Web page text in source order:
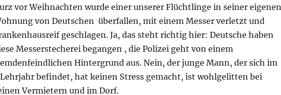
vor Weihnachten wurde einer unserer Flüchtlinge in seiner eigenen
von Deutschen überfallen, mit einem Messer verletzt und
geschlagen. Ja, das steht richtig hier: Deutsche haben
Messerstecherei begangen , die Polizei geht von einem
Hintergrund aus. Nein, der junge Mann, der sich im
befindet, hat keinen Stress gemacht, ist wohlgelitten bei
Vermietern und im Dorf.